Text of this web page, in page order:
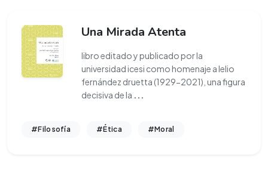
Una Mirada Atenta
libro editado y publicado por la
universidad icesi como homenaje a lelio
fernández druetta (1929-2021), una figura
decisiva de la ...
#Filosofía #Ética #Moral